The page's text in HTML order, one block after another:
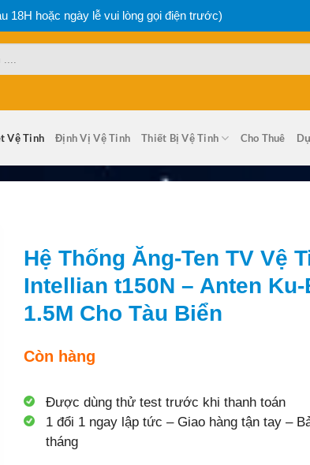
18H hoặc ngày lễ vui lòng gọi điện trước)
Vệ Tinh Định Vị Vệ Tinh Thiết Bị Vệ Tinh Cho Thuê
Hệ Thống Ăng-Ten TV Vệ
Intellian t150N – Anten Ku-
1.5M Cho Tàu Biển
Còn hàng
Được dùng thử test trước khi thanh toán
1 đổi 1 ngay lập tức – Giao hàng tận tay –
tháng